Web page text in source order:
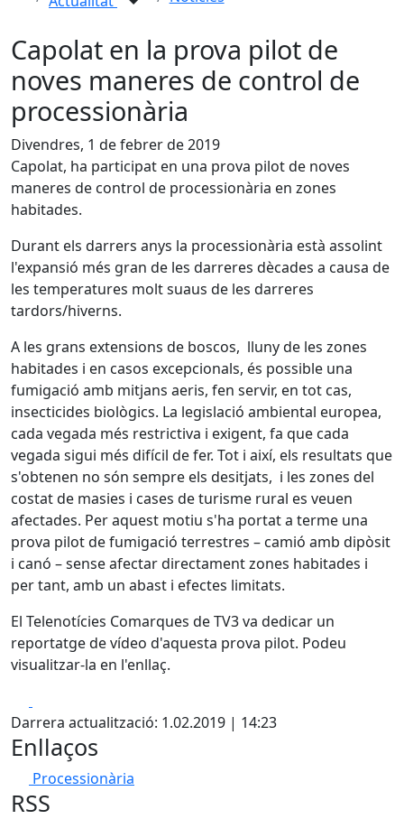
Capolat en la prova pilot de
noves maneres de control de
processionària
Divendres, 1 de febrer de 2019
Capolat, ha participat en una prova pilot de noves
maneres de control de processionària en zones
habitades.
Durant els darrers anys la processionària està assolint
l'expansió més gran de les darreres dècades a causa de
les temperatures molt suaus de les darreres
tardors/hiverns.
A les grans extensions de boscos, lluny de les zones
habitades i en casos excepcionals, és possible una
fumigació amb mitjans aeris, fen servir, en tot cas,
insecticides biològics. La legislació ambiental europea,
cada vegada més restrictiva i exigent, fa que cada
vegada sigui més difícil de fer. Tot i així, els resultats que
s'obtenen no són sempre els desitjats, i les zones del
costat de masies i cases de turisme rural es veuen
afectades. Per aquest motiu s'ha portat a terme una
prova pilot de fumigació terrestres – camió amb dipòsit
i canó – sense afectar directament zones habitades i
per tant, amb un abast i efectes limitats.
El Telenotícies Comarques de TV3 va dedicar un
reportatge de vídeo d'aquesta prova pilot. Podeu
visualitzar-la en l'enllaç.
Darrera actualització: 1.02.2019 | 14:23
Enllaços
Processionària
RSS